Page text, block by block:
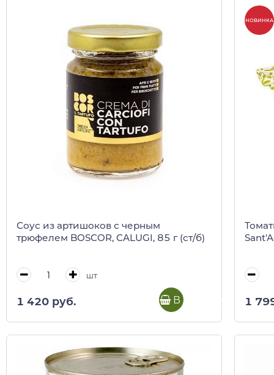
Соус из артишоков с черным
трюфелем BOSCOR, CALUGI, 85 г (ст/б)
шт
1 420 руб. В корзину
НОВИНКА
1